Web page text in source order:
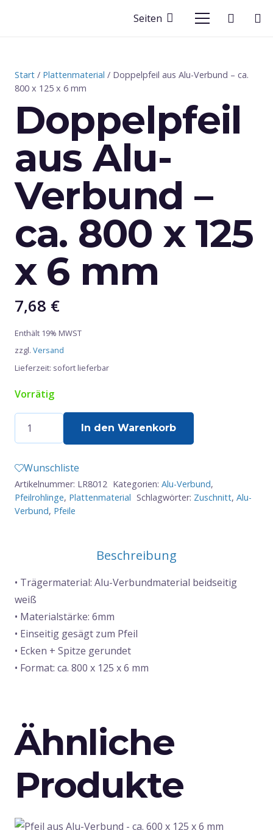
Seiten
Start / Plattenmaterial / Doppelpfeil aus Alu-Verbund – ca.
800 x 125 x 6 mm
Doppelpfeil
aus Alu-
Verbund –
ca. 800 x 125
x 6 mm
7,68 €
Enthält 19% MWST
zzgl. Versand
Lieferzeit: sofort lieferbar
Vorrätig
aus
Verbund
-
ca.
In den Warenkorb
Wunschliste
Artikelnummer: LR8012 Kategorien: Alu-Verbund,
Pfeilrohlinge, Plattenmaterial Schlagwörter: Zuschnitt, Alu-
Verbund, Pfeile
Beschreibung
• Trägermaterial: Alu-Verbundmaterial beidseitig
weiß
• Materialstärke: 6mm
• Einseitig gesägt zum Pfeil
• Ecken + Spitze gerundet
• Format: ca. 800 x 125 x 6 mm
Ähnliche
Produkte